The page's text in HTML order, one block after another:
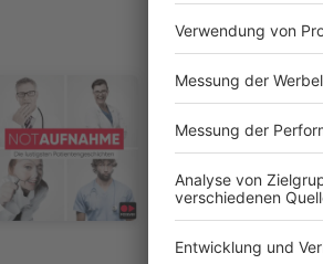
Audiotitel - Chronisch komisch
Chronisch komisch
Eine
Umschau nimmt
Brandenburg,
Erzgebirge und Stuttgart. Und
und alle Infos zu den
Werbung in diesem